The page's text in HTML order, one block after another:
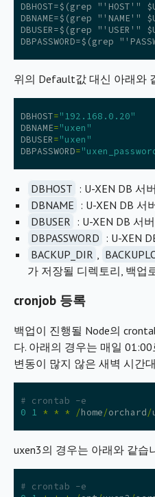
DBHOST=$(grep
DBNAME=$(grep
DBUSER=$(grep
위의 Default값 대신 아래와
DBHOST="192.168.0.20"
DBNAME="uxen"
DBUSER="uxen"
DBPASSWORD=
DBHOST : U-XEN DB 서
DBNAME : U-XEN DB 서
DBUSER : U-XEN DB 서
DBPASSWORD : U-XEN
BACKUP_DIR
가 저장될 디렉토리, 백업
cronjob 등록
백업이 진행될 Node의
다. 아래의 경우는 매일
변동이 많지 않은 새벽 시간
# crontab -e
0
1 * * * /home/orchard/
uxen3의 경우는 아래와 같습
# crontab -e